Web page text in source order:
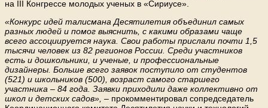
на III Конгрессе молодых ученых в «Сириусе».
«Конкурс идей талисмана Десятилетия объединил самых
разных людей и помог выяснить, с какими образами чаще
всего ассоциируется наука. Свои работы прислали почти 1,5
тысячи человек из 82 регионов России. Среди участников
есть и дошкольники, и ученые, и профессиональные
дизайнеры. Больше всего заявок поступило от студентов
(521) и школьников (500), возраст самого старшего
участника – 84 года. Заявки приходили даже коллективно от
школ и детских садов», – прокомментировал сопредседатель